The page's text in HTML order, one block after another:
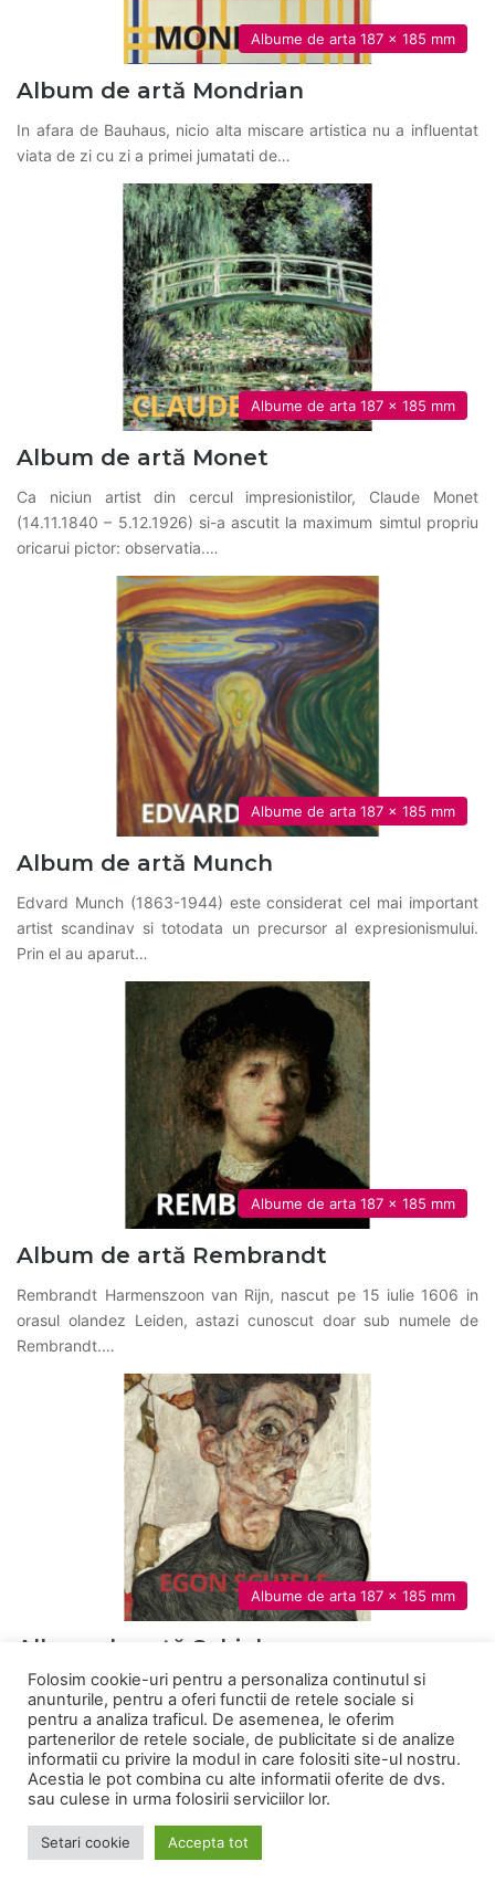
Albume de arta 187 x 185 mm
Album de artă Mondrian
In afara de Bauhaus, nicio alta miscare artistica nu a influentat
viata de zi cu zi a primei jumatati de…
Albume de arta 187 x 185 mm
Album de artă Monet
Ca niciun artist din cercul impresionistilor, Claude Monet
(14.11.1840 – 5.12.1926) si-a ascutit la maximum simtul propriu
oricarui pictor: observatia.…
Albume de arta 187 x 185 mm
Album de artă Munch
Edvard Munch (1863-1944) este considerat cel mai important
artist scandinav si totodata un precursor al expresionismului.
Prin el au aparut…
Albume de arta 187 x 185 mm
Album de artă Rembrandt
Rembrandt Harmenszoon van Rijn, nascut pe 15 iulie 1606 in
orasul olandez Leiden, astazi cunoscut doar sub numele de
Rembrandt.…
Albume de arta 187 x 185 mm
Album de artă Schiele
Egon Schiele a fost un artist scandalos si excentric: necrutator
in raportul cu el insusi si cu cei din jur,…
Categorii
Concursuri
Folosim cookie-uri pentru a personaliza continutul si
anunturile, pentru a oferi functii de retele sociale si
pentru a analiza traficul. De asemenea, le oferim
partenerilor de retele sociale, de publicitate si de analize
informatii cu privire la modul in care folositi site-ul nostru.
Acestia le pot combina cu alte informatii oferite de dvs.
sau culese in urma folosirii serviciilor lor.
Setari cookie Accepta tot